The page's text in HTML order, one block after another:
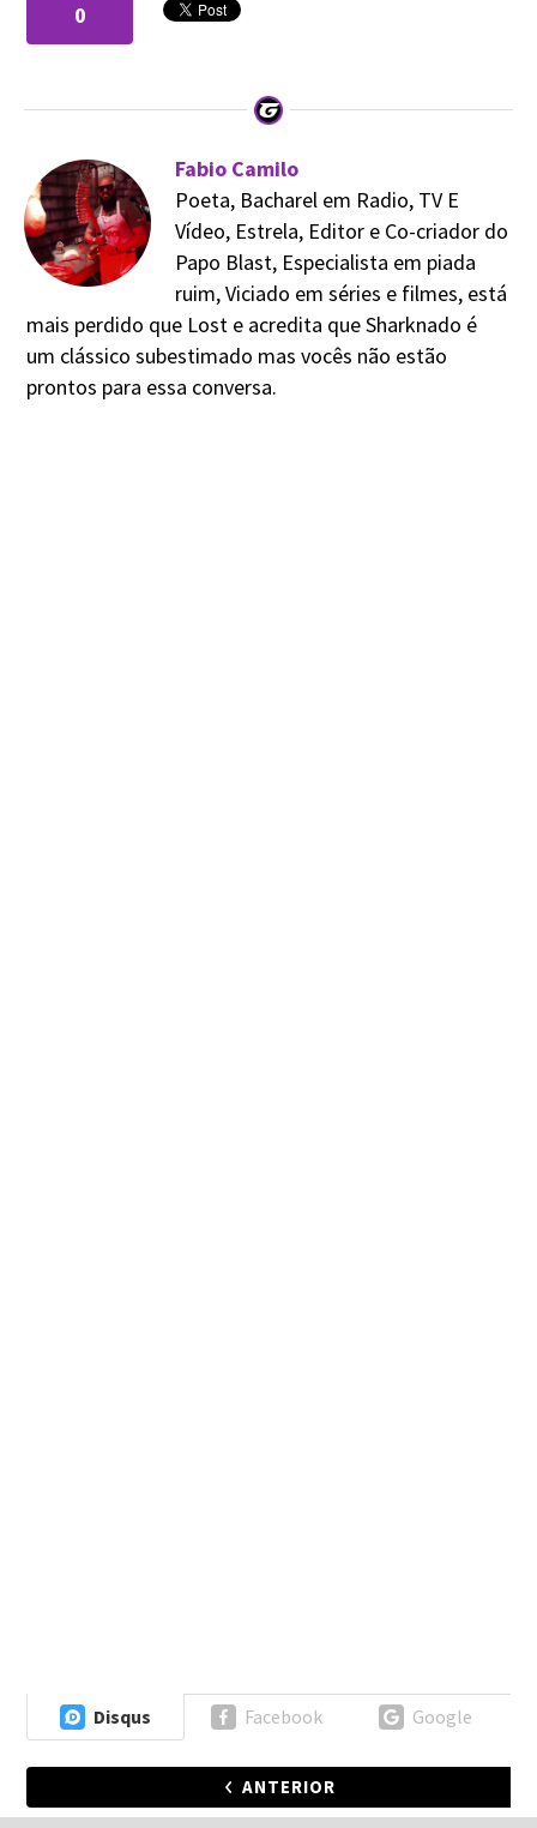
0
Fabio Camilo
Poeta, Bacharel em Radio, TV E
Vídeo, Estrela, Editor e Co-criador do
Papo Blast, Especialista em piada
ruim, Viciado em séries e filmes, está
mais perdido que Lost e acredita que Sharknado é
um clássico subestimado mas vocês não estão
prontos para essa conversa.
Disqus Facebook Google
ANTERIOR